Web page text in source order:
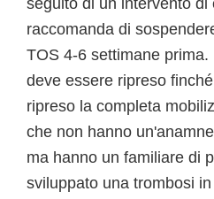
seguito di un intervento di
raccomanda di
TOS 4-6 settimane
deve essere ripreso
ripreso la completa
che non hanno
ma hanno un familiare di
sviluppato una trombosi